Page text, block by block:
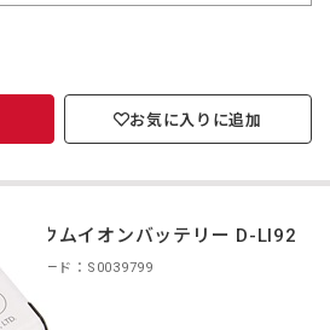
お気に入りに追加
リチウムイオンバッテリー D-LI92
商品コード：S0039799